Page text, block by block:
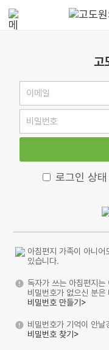
고
로그인 상태
아침편지 가족이 아니
있습니다.
독자가 쓰는 아침편지는
비밀번호가 없으신 분
비밀번호 만들기>
비밀번호가 기억이 안
비밀번호 찾기>